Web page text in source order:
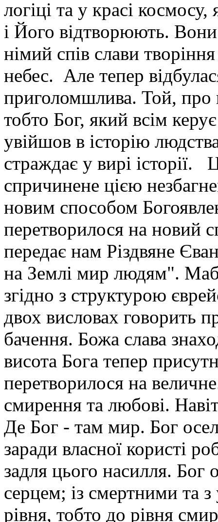
логіці та у красі
і Його відтворюють.
німий спів слави
небес. Але тепер
приголомшлива. Той, про
тобто Бог, який всім
увійшов в історію
страждає у вирі історії.
спричинене цією
новим способом
перетворилося на новий
передає нам Різдвяне
на Землі мир людям".
згідно з структурою
двох висловах говорить
бачення. Божа слава
висота Бога тепер
перетворилося на
смирення та любові.
Де Бог - там мир. Бог
заради власної користі
задля цього насилля. Бог
серцем; із смертними та
рівня, тобто до рівня